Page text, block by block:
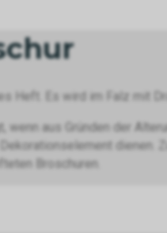
Heft. Es wird im Falz mit
wenn aus Gründen der
dienen.
Broschuren.